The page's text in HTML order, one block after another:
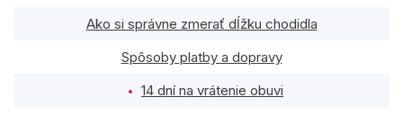
Ako si správne zmerať dĺžku chodidla
Spôsoby platby a dopravy
14 dní na vrátenie obuvi